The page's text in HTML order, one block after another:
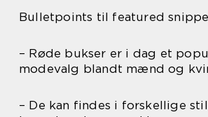
Bulletpoints til featured
– Røde bukser er i dag et
modevalg blandt mænd og
– De kan findes i forskellige